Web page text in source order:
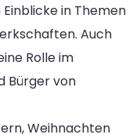
in Themen
Auch
Rolle im
Bürger von
Weihnachten